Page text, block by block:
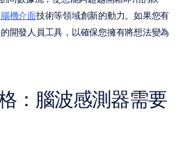
腦機介面技術等領域創新的動力。如果您有
開發人員工具，以確保您擁有將想法變為
：腦波感測器需要